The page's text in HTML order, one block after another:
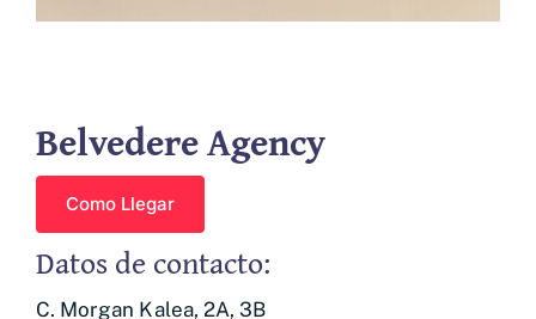
Belvedere Agency
Como Llegar
Datos de contacto:
C. Morgan Kalea, 2A, 3B